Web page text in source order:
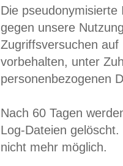
Die
gegen unsere
Zugriffsversuchen
vorbehalten, unter
personenbezogenen
Nach 60 Tagen
Log-Dateien
nicht mehr möglich.